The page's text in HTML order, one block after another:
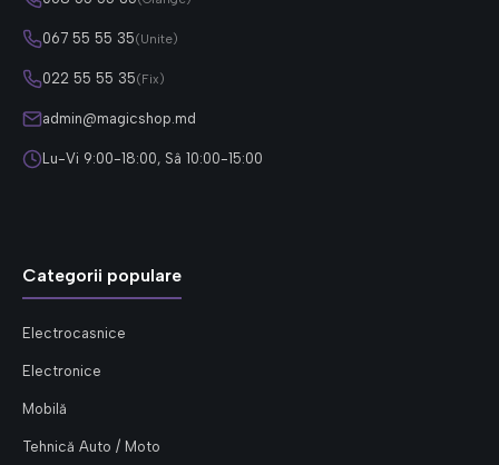
067 55 55 35(Unite)
022 55 55 35(Fix)
admin@magicshop.md
Lu-Vi 9:00-18:00, Sâ 10:00-15:00
Categorii populare
Electrocasnice
Electronice
Mobilă
Tehnică Auto / Moto